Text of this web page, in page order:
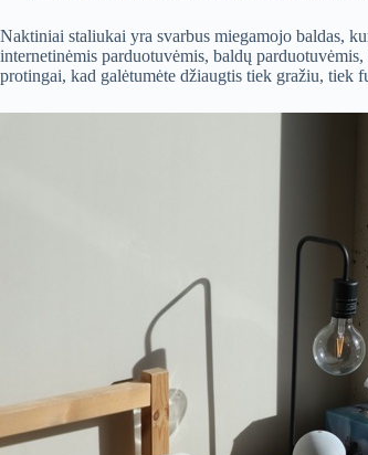
Naktiniai staliukai yra svarbus miegamojo baldas,
internetinėmis parduotuvėmis, baldų
protingai, kad galėtumėte džiaugtis tiek gražiu, tiek